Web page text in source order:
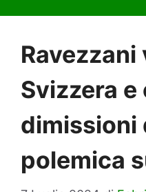
Ravezzani
Svizzera e
dimissioni
polemica